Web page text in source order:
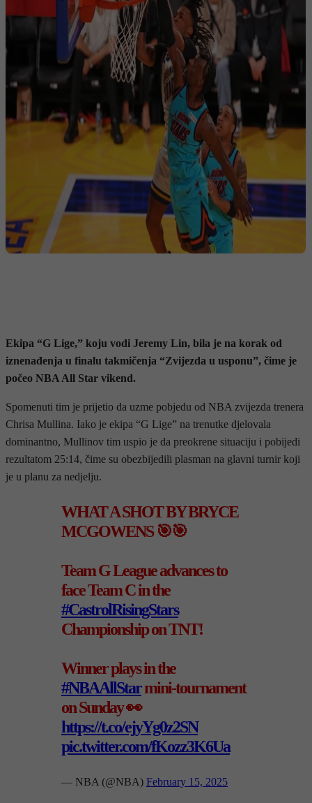
Ekipa “G Lige,” koju vodi Jeremy Lin, bila je na korak od
iznenađenja u finalu takmičenja “Zvijezda u usponu”, čime je
počeo NBA All Star vikend.
Spomenuti tim je prijetio da uzme pobjedu od NBA zvijezda trenera
Chrisa Mullina. Iako je ekipa “G Lige” na trenutke djelovala
dominantno, Mullinov tim uspio je da preokrene situaciju i pobijedi
rezultatom 25:14, čime su obezbijedili plasman na glavni turnir koji
je u planu za nedjelju.
WHAT A SHOT BY BRYCE
MCGOWENS 🎯🎯
Team G League advances to
face Team C in the
#CastrolRisingStars
Championship on TNT!
Winner plays in the
#NBAAllStarmini-tournament
on Sunday 👀
https://t.co/ejyYg0z2SN
pic.twitter.com/fKozz3K6Ua
— NBA (@NBA) February 15, 2025